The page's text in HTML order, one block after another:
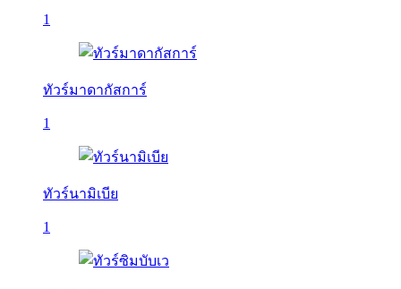
1
ทัวร์มาดากัสการ์
1
ทัวร์นามิเบีย
1